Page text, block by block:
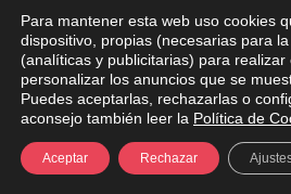
Fase de mantenimiento
:
cada investigador roba 1
A medida que vamos
hacia un final bueno.
Para mantener esta web uso cookies
dispositivo, propias (necesarias para
(analíticas y publicitarias) para
personalizar los anuncios que se
Puedes aceptarlas, rechazarlas o
aconsejo también leer la Política de
Aceptar Rechazar